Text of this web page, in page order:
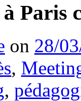
Paris
on 28/
,
,